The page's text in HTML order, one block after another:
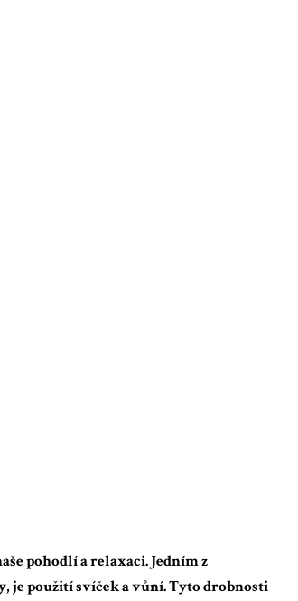
pohodlí a relaxaci. Jedním z
je použití svíček a vůní. Tyto drobnosti